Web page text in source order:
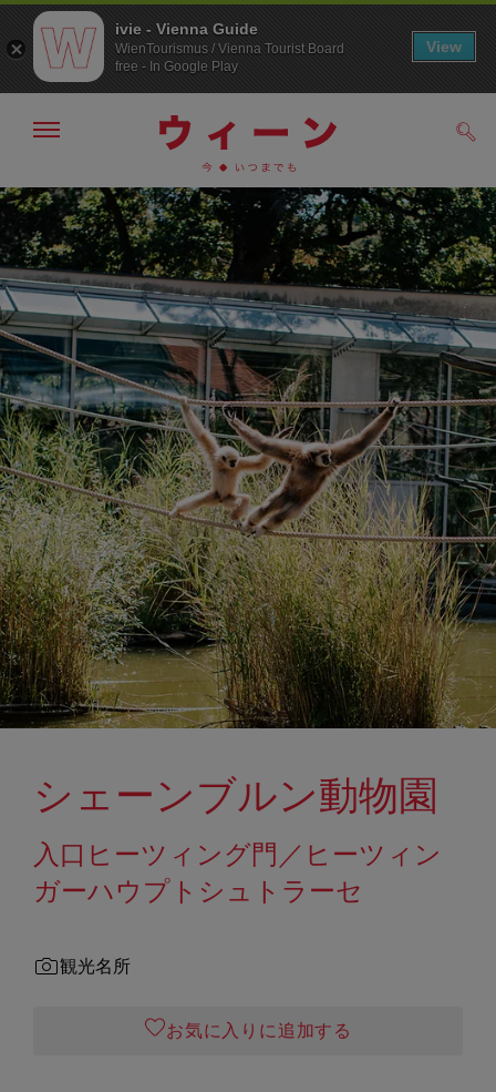
メ
ニ
ュ
ー
へ
こ
の
ペ
ー
ジ
の
ト
ッ
プ
へ
メ
ー
の
表
示・
非
表
示
す
る
シェーンブルン動物園
入口ヒーツィング門／ヒーツィン
ガーハウプトシュトラーセ
観光名所
お気に入りに追加する
ivie - Vienna Guide
WienTourismus / Vienna Tourist Board
free - In Google Play
View